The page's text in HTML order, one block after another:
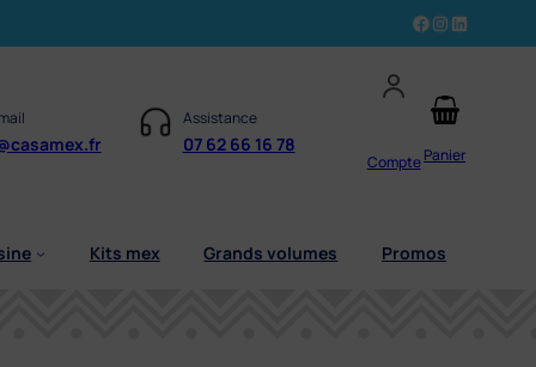
Facebook Instagram LinkedIn
Assistance
07 62 66 16 78
Compte Panier
Kits mex Grands volumes Promos